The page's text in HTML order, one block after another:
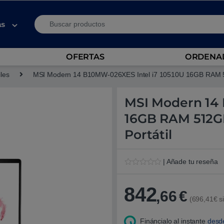
Search for:
OFERTAS
MSI Modern 14 B10MW-026XES Intel i7 10510U 16GB
MSI Modern 14
16GB RAM
Portátil
o
r
o
| Añade tu reseña
842,66€ (696,41€
Fináncialo al instante